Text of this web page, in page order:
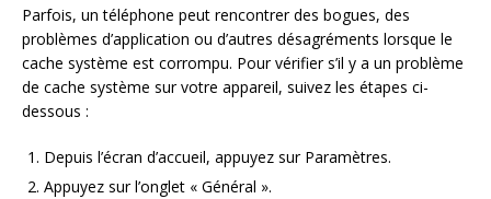
Parfois, un téléphone peut rencontrer des bogues, des
problèmes d’application ou d’autres désagréments lorsque le
cache système est corrompu. Pour vérifier s’il y a un problème
de cache système sur votre appareil, suivez les étapes ci-
dessous :
Depuis l’écran d’accueil, appuyez sur Paramètres.
Appuyez sur l’onglet « Général ».